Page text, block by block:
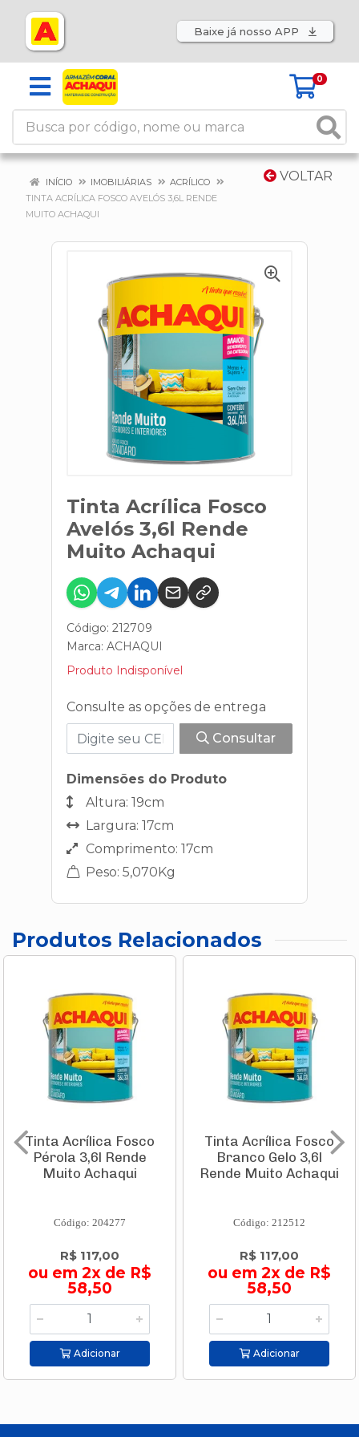
Baixe já nosso APP
0
VOLTAR
INÍCIO IMOBILIÁRIAS
ACRÍLICO
TINTA ACRÍLICA FOSCO AVELÓS 3,6L RENDE
MUITO ACHAQUI
Tinta Acrílica Fosco
Avelós 3,6l Rende
Muito Achaqui
Código: 212709
Marca: ACHAQUI
Produto Indisponível
Consulte as opções de entrega
Consultar
Dimensões do Produto
Altura: 19cm
Largura: 17cm
Comprimento: 17cm
Peso: 5,070Kg
Produtos Relacionados
Tinta Acrílica Fosco
Pérola 3,6l Rende
Muito Achaqui
Código: 204277
R$ 117,00
ou em 2x de R$
58,50
Adicionar
Tinta Acrílica Fosco
Branco Gelo 3,6l
Rende Muito Achaqui
Código: 212512
R$ 117,00
ou em 2x de R$
58,50
Adicionar